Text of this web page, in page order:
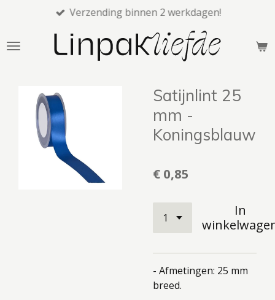
naar
Verzending binnen 2 werkdagen!
Satijnlint 25
mm -
Koningsblauw
€ 0,85
In
- Afmetingen: 25 mm
breed.